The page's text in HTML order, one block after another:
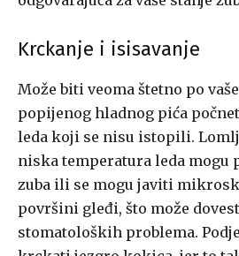
Krckanje i isisavanje
Može biti veoma štetno po
popijenog hladnog pića
leda koji se nisu istopili.
niska temperatura leda
zuba ili se mogu javiti
površini gleđi, što može
stomatoloških problema.